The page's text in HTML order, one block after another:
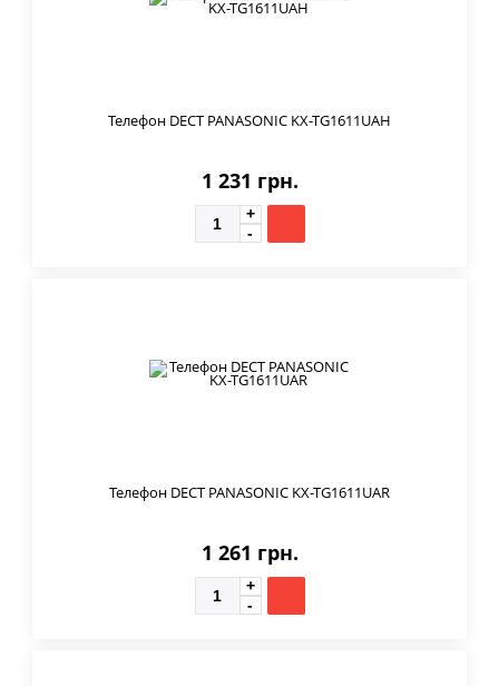
Телефон DECT PANASONIC KX-TG1611UAH
1 231 грн.
Телефон DECT PANASONIC KX-TG1611UAR
1 261 грн.